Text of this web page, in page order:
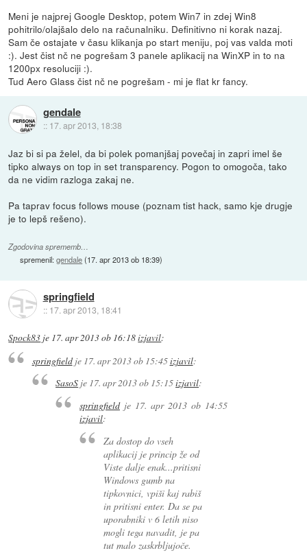
Meni je najprej Google Desktop, potem Win7 in zdej Win8
pohitrilo/olajšalo delo na računalniku. Definitivno ni korak nazaj.
Sam če ostajate v času klikanja po start meniju, poj vas valda moti
:). Jest čist nč ne pogrešam 3 panele aplikacij na WinXP in to na
1200px resoluciji :).
Tud Aero Glass čist nč ne pogrešam - mi je flat kr fancy.
gendale
:: 17. apr 2013, 18:38
Jaz bi si pa želel, da bi polek pomanjšaj povečaj in zapri imel še
tipko always on top in set transparency. Pogon to omogoča, tako
da ne vidim razloga zakaj ne.
Pa taprav focus follows mouse (poznam tist hack, samo kje drugje
je to lepš rešeno).
Zgodovina sprememb…
spremenil:gendale(17. apr 2013 ob 18:39)
springfield
:: 17. apr 2013, 18:41
Spock83 je 17. apr 2013 ob 16:18izjavil:
springfieldje 17. apr 2013 ob 15:45izjavil:
SasoS je 17. apr 2013 ob 15:15izjavil:
springfieldje 17. apr 2013 ob 14:55
izjavil:
Za dostop do vseh
aplikacij je princip že od
Viste dalje enak...pritisni
Windows gumb na
tipkovnici, vpiši kaj rabiš
in pritisni enter. Da se pa
uporabniki v 6 letih niso
mogli tega navadit, je pa
tut malo zaskrbljujoče.